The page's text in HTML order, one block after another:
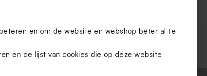
en om de website en webshop beter af te
en de lijst van cookies die op deze website